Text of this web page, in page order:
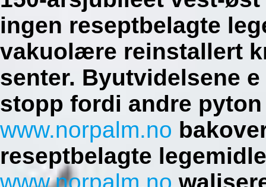
ingen reseptbelagte
vakuolære reinstallert
senter. Byutvidelsene
stopp fordi andre
www.norpalm.no
reseptbelagte